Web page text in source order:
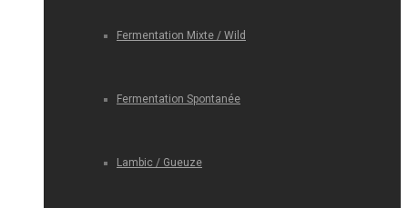
Fermentation Mixte / Wild
Fermentation Spontanée
Lambic / Gueuze